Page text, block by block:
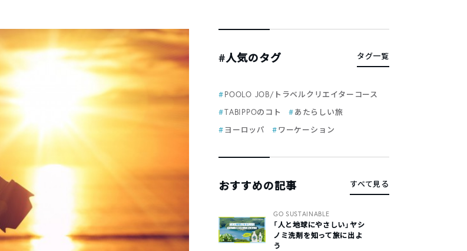
#人気のタグ タグ一覧
POOLO JOB/トラベルクリエイターコース
TABIPPOのコト
あたらしい旅
ヨーロッパ
ワーケーション
おすすめの記事 すべて見る
GO SUSTAINABLE
「人と地球にやさしい」ヤシ
ノミ洗剤を知って旅に出よ
う